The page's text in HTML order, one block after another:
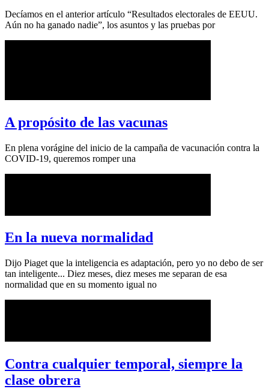
Decíamos en el anterior artículo “Resultados electorales de EEUU.
Aún no ha ganado nadie”, los asuntos y las pruebas por
A propósito de las vacunas
En plena vorágine del inicio de la campaña de vacunación contra la
COVID-19, queremos romper una
En la nueva normalidad
Dijo Piaget que la inteligencia es adaptación, pero yo no debo de ser
tan inteligente... Diez meses, diez meses me separan de esa
normalidad que en su momento igual no
Contra cualquier temporal, siempre la
clase obrera